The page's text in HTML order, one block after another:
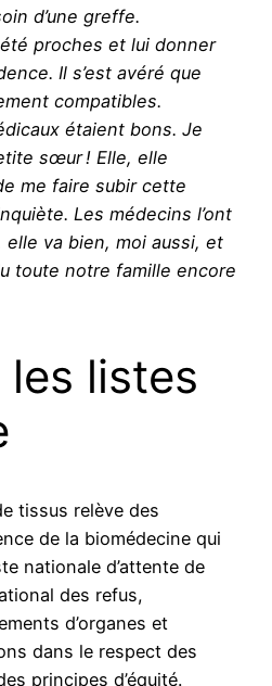
d’une greffe.
proches et lui donner
Il s’est avéré que
compatibles.
étaient bons. Je
sœur ! Elle, elle
me faire subir cette
Les médecins l’ont
elle va bien, moi aussi, et
toute notre famille encore
les listes
tissus relève des
de la biomédecine qui
nationale d’attente de
des refus,
d’organes et
dans le respect des
principes d’équité.